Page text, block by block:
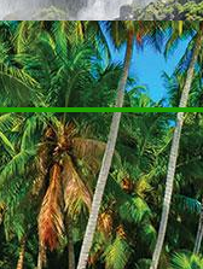
כסף.לחצו כאן ליצירת קשר